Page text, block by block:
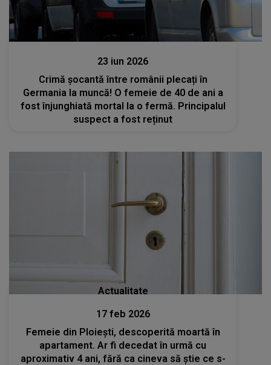
Actualitate
23 iun 2026
Crimă șocantă între românii plecați în
Germania la muncă! O femeie de 40 de ani a
fost înjunghiată mortal la o fermă. Principalul
suspect a fost reținut
Actualitate
17 feb 2026
Femeie din Ploiești, descoperită moartă în
apartament. Ar fi decedat în urmă cu
aproximativ 4 ani, fără ca cineva să știe ce s-